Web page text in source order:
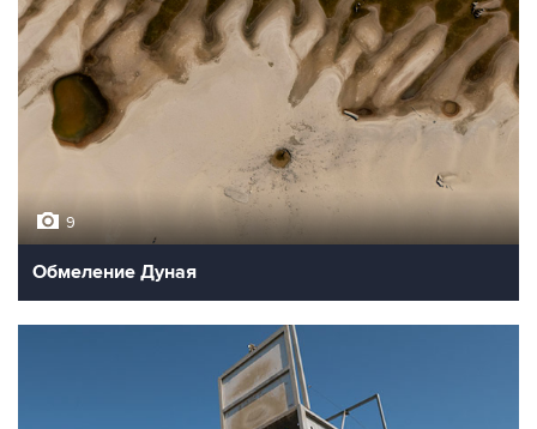
9
Обмеление Дуная